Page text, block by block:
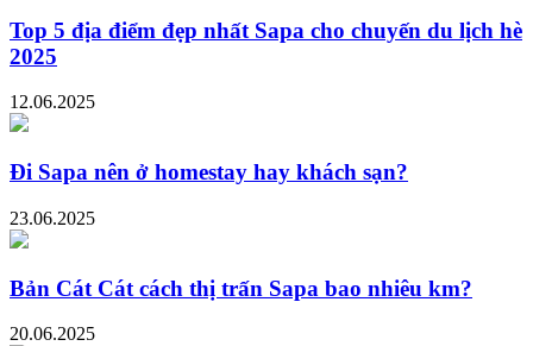
Top 5 địa điểm đẹp nhất Sapa cho chuyến du lịch hè
2025
12.06.2025
Đi Sapa nên ở homestay hay khách sạn?
23.06.2025
Bản Cát Cát cách thị trấn Sapa bao nhiêu km?
20.06.2025